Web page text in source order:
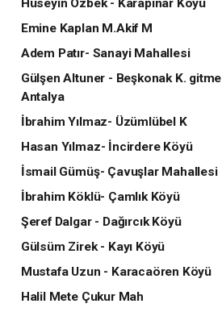
Hüseyin Özbek - Karapınar Köyü
Emine Kaplan M.Akif M
Adem Patır- Sanayi Mahallesi
Gülşen Altuner - Beşkonak K. gitme
Antalya
İbrahim Yılmaz- Üzümlübel K
Hasan Yılmaz- İncirdere Köyü
İsmail Gümüş- Çavuşlar Mahallesi
İbrahim Köklü- Çamlık Köyü
Şeref Dalgar - Dağırcık Köyü
Gülsüm Zirek - Kayı Köyü
Mustafa Uzun - Karacaören Köyü
Halil Mete Çukur Mah